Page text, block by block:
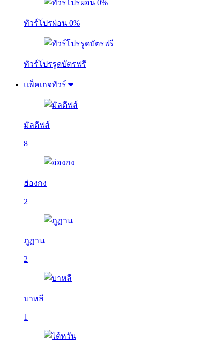
ทัวร์โปรผ่อน 0%
ทัวร์โปรรูดบัตรฟรี
แพ็คเกจทัวร์
มัลดีฟส์
8
ฮ่องกง
2
ภูฏาน
2
บาหลี
1